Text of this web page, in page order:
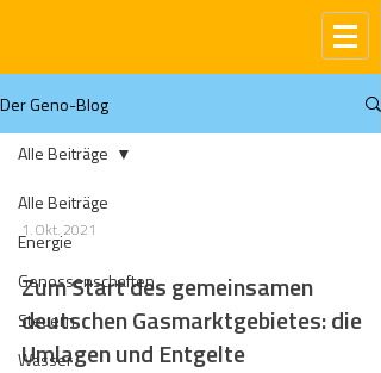
Der Geno-Blog
Alle Beiträge
Energie
Genossenschaften
Steuern
Wasser
Alle Beiträge
1. Okt. 2021
Zum Start des gemeinsamen
deutschen Gasmarktgebietes: die
Umlagen und Entgelte